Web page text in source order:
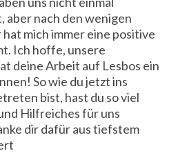
aber nach den wenigen
mich immer eine positive
Ich hoffe, unsere
deine Arbeit auf Lesbos ein
So wie du jetzt ins
bist, hast du so viel
Hilfreiches für uns
dir dafür aus tiefstem